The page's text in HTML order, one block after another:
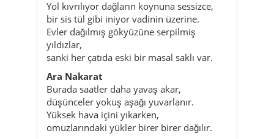
Ara Nakarat
Burada saatler daha yavaş akar,
düşünceler yokuş aşağı yuvarlanır.
Yüksek hava içini yıkarken,
omuzlarındaki yükler birer birer dağılır.
Nakarat
Ağlı, dağların üstünde saklı bir nefes gibi,
gökyüzü gece olunca uzanır kalbin dibine.
Ağlı, rüzgârın şarkısı, eski taşların sesi,
adını söyledikçe hafifler içimin gölgesi.